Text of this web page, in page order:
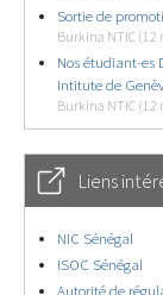
Sortie de
Burkina NTIC (12
Nos étudiant-es
Intitute de
Burkina NTIC (12
Liens
NIC Sénégal
ISOC Sénégal
Autorité de